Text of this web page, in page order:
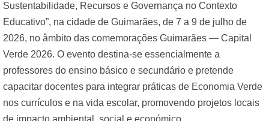
Sustentabilidade, Recursos e Governança no Contexto
Educativo”, na cidade de Guimarães, de 7 a 9 de julho de
2026, no âmbito das comemorações Guimarães — Capital
Verde 2026. O evento destina-se essencialmente a
professores do ensino básico e secundário e pretende
capacitar docentes para integrar práticas de Economia Verde
nos currículos e na vida escolar, promovendo projetos locais